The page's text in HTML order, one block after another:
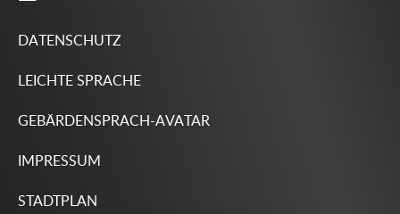
DATENSCHUTZ
LEICHTE SPRACHE
GEBÄRDENSPRACH-AVATAR
IMPRESSUM
STADTPLAN